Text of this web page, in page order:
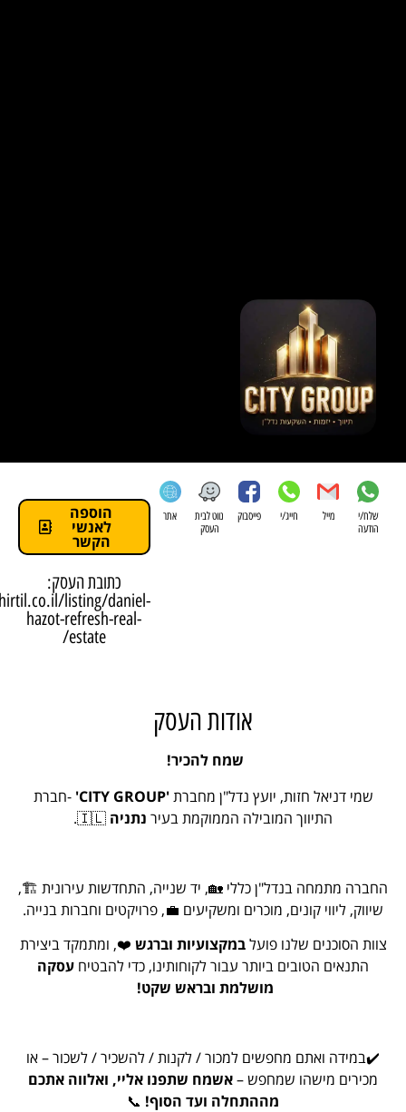
פייסבוק
נווט לבית
אתר הוספה
הקשר
כתובת העסק:
https://shirtil.co.il/listing/daniel-
hazot-refresh-real-
אודות העסק
שמח להכיר!
חזות, יועץ נדל"ן מחברת'CITY GROUP'
-חברת
התיווך המובילה הממוקמת בעירנתניה🇮🇱.
בנדל"ן כללי 🏡, יד שנייה, התחדשות עירונית 🏗️,
ליווי קונים, מוכרים ומשקיעים 💼, פרויקטים וחברות בנייה.
שלנו פועלבמקצועיות וברגש❤️, ומתמקד ביצירת
הטובים ביותר עבור לקוחותינו, כדי להבטיחעסקה
מושלמת ובראש שקט!
ואתם מחפשים למכור / לקנות / להשכיר / לשכור – או
מישהו שמחפש –אשמח שתפנו אליי, ואלווה אתכם
מההתחלה ועד הסוף!📞